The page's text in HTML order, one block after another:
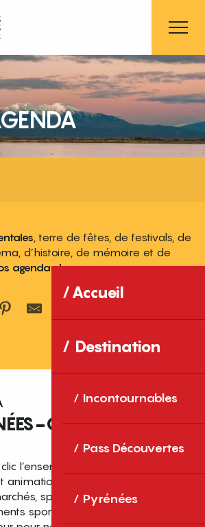
Accueil
Destination
Incontournables
Pass Découvertes
Pyrénées
, terre de fêtes, de festivals, de
d’histoire, de mémoire et de
agendas !
ORIENTALES
l’ensemble des fêtes,
animations recensées dans le
spectacles, expositions,
sportifs et culturels… un agenda